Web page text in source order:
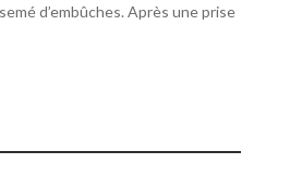
d’embûches. Après une prise